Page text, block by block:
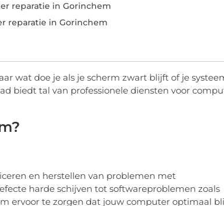
reparatie in Gorinchem
reparatie in Gorinchem
wat doe je als je scherm zwart blijft of je
biedt tal van professionele diensten voor
en herstellen van problemen met
harde schijven tot softwareproblemen zoals
ervoor te zorgen dat jouw computer optimaal